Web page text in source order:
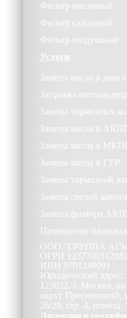
Фильтр масляный
Фильтр салонный
Фильтр воздушный
Услуги
Замена масла в
Заправка
Замена тормозных
Замена масла в
Замена масла в
Замена масла в ГУР
Замена тормозной
Замена свечей
Замена фильтра
Проведение
ООО "ГРУППА
ОГРН 1237700312882
ИНН 9701248091
Юридический адрес:
123022, г. Москва,
округ Пресненский,
26/28, стр. 4, помещ.